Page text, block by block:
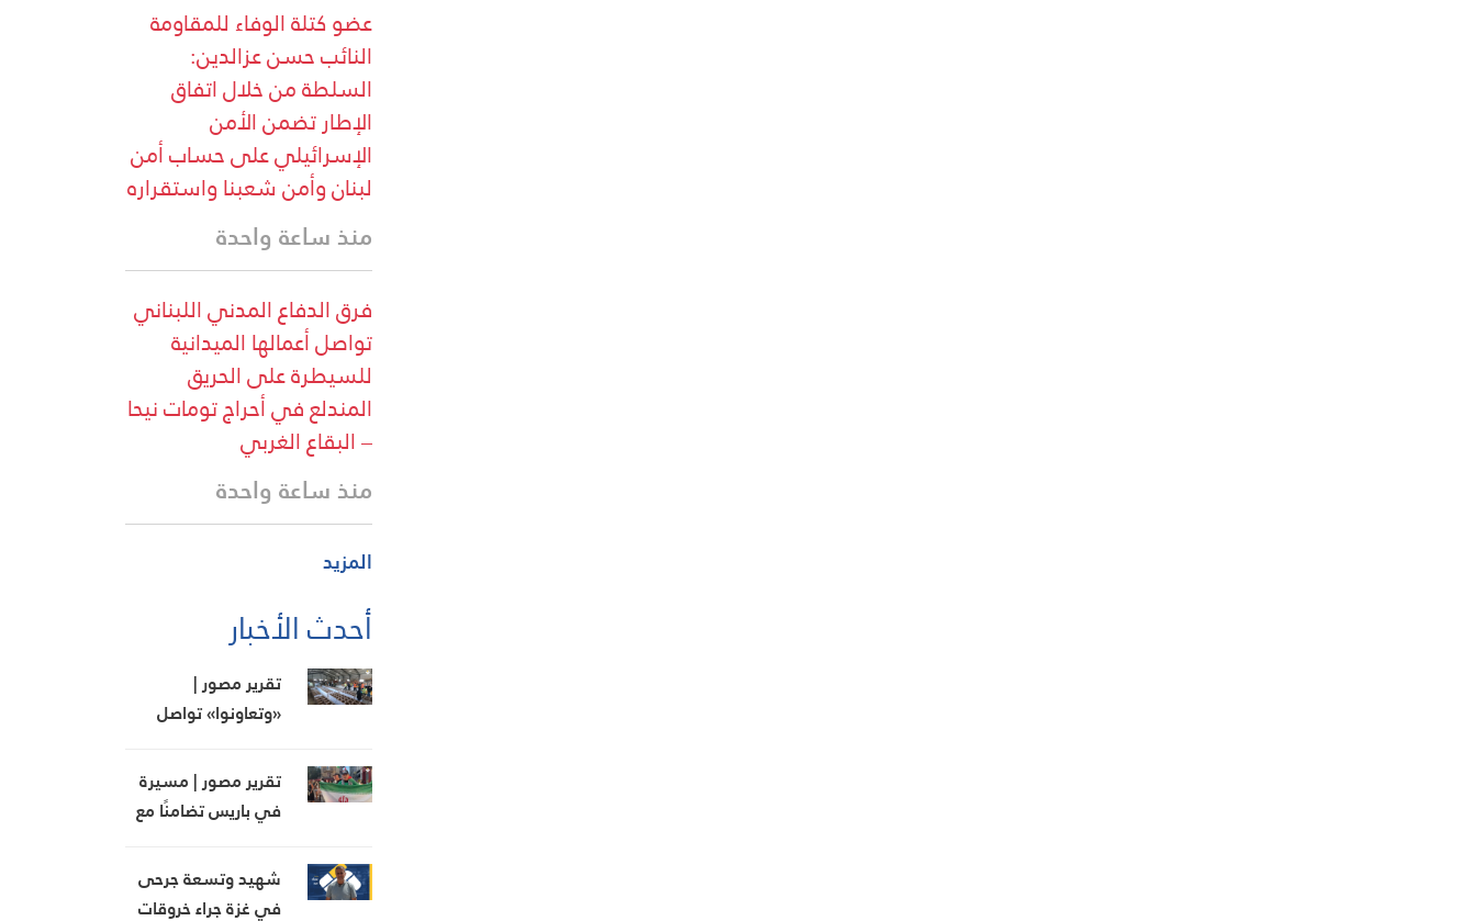
عضو كتلة الوفاء للمقاومة
النائب حسن عزالدين:
السلطة من خلال اتفاق
الإطار تضمن الأمن
الإسرائيلي على حساب أمن
لبنان وأمن شعبنا واستقراره
منذ ساعة واحدة
فرق الدفاع المدني اللبناني
تواصل أعمالها الميدانية
للسيطرة على الحريق
المندلع في أحراج تومات نيحا
– البقاع الغربي
منذ ساعة واحدة
المزيد
أحدث الأخبار
تقرير مصور |
«وتعاونوا» تواصل
أهلنا
تقرير مصور | مسيرة
في باريس تضامنًا مع
الاحتلال
شهيد وتسعة جرحى
في غزة جراء خروقات